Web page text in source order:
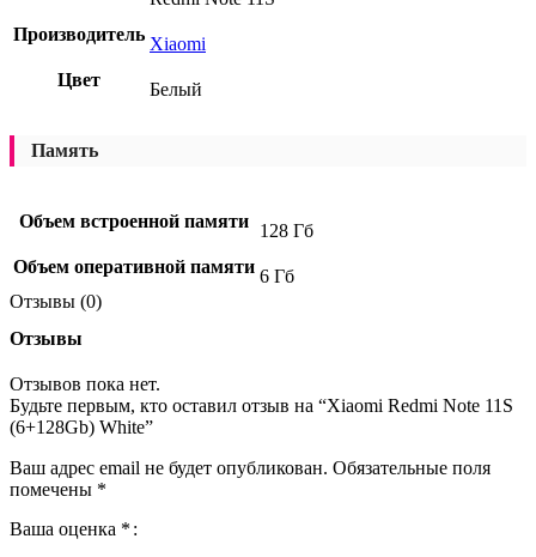
Производитель Xiaomi
Цвет
Белый
Память
Объем встроенной памяти 128 Гб
Объем оперативной памяти 6 Гб
Отзывы (0)
Отзывы
Отзывов пока нет.
Будьте первым, кто оставил отзыв на “Xiaomi Redmi Note 11S
(6+128Gb) White”
Ваш адрес email не будет опубликован. Обязательные поля
помечены *
Ваша оценка *